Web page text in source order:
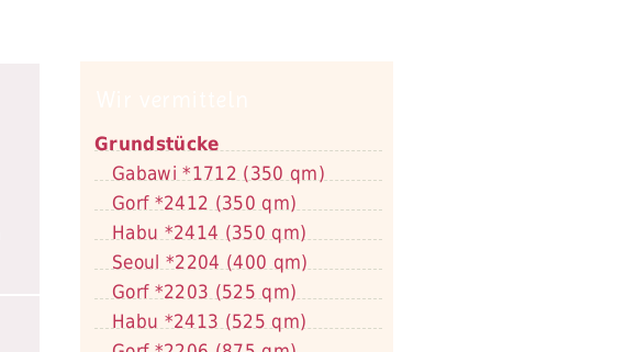
Grundstücke
Gabawi *1712 (350 qm)
Gorf *2412 (350 qm)
Habu *2414 (350 qm)
Seoul *2204 (400 qm)
Gorf *2203 (525 qm)
Habu *2413 (525 qm)